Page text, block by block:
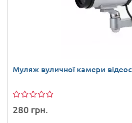
Муляж вуличної камери
280 грн.